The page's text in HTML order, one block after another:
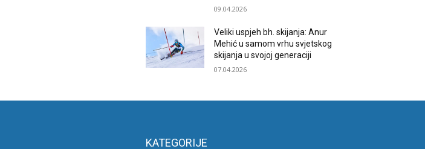
09.04.2026
Veliki uspjeh bh. skijanja: Anur
Mehić u samom vrhu svjetskog
skijanja u svojoj generaciji
07.04.2026
KATEGORIJE